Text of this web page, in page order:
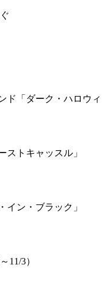
ド「ダーク・ハロウィ
ストキャッスル」
イン・ブラック」
11/3）